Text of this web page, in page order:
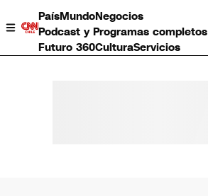
PaísMundoNegocios
Podcast y Programas completos
Futuro 360CulturaServicios